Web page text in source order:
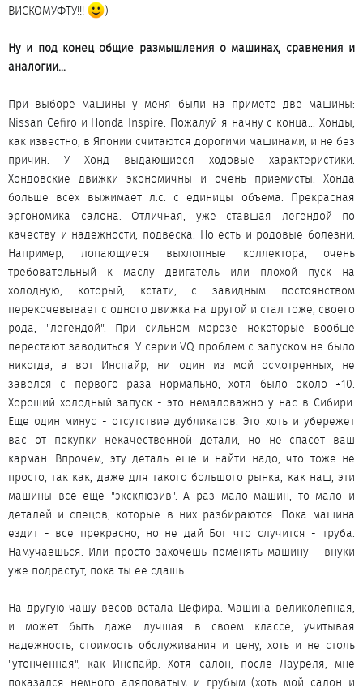
ВИСКОМУФТУ!!! )
Ну и под конец общие размышления о машинах, сравнения и
аналогии...
При выборе машины у меня были на примете две машины:
Nissan Cefiro и Honda Inspire. Пожалуй я начну с конца... Хонды,
как известно, в Японии считаются дорогими машинами, и не без
причин. У Хонд выдающиеся ходовые характеристики.
Хондовские движки экономичны и очень приемисты. Хонда
больше всех выжимает л.с. с единицы объема. Прекрасная
эргономика салона. Отличная, уже ставшая легендой по
качеству и надежности, подвеска. Но есть и родовые болезни.
Например, лопающиеся выхлопные коллектора, очень
требовательный к маслу двигатель или плохой пуск на
холодную, который, кстати, с завидным постоянством
перекочевывает с одного движка на другой и стал тоже, своего
рода, "легендой". При сильном морозе некоторые вообще
перестают заводиться. У серии VQ проблем с запуском не было
никогда, а вот Инспайр, ни один из мой осмотренных, не
завелся с первого раза нормально, хотя было около +10.
Хороший холодный запуск - это немаловажно у нас в Сибири.
Еще один минус - отсутствие дубликатов. Это хоть и убережет
вас от покупки некачественной детали, но не спасет ваш
карман. Впрочем, эту деталь еще и найти надо, что тоже не
просто, так как, даже для такого большого рынка, как наш, эти
машины все еще "эксклюзив". А раз мало машин, то мало и
деталей и спецов, которые в них разбираются. Пока машина
ездит - все прекрасно, но не дай Бог что случится - труба.
Намучаешься. Или просто захочешь поменять машину - внуки
уже подрастут, пока ты ее сдашь.
На другую чашу весов встала Цефира. Машина великолепная,
и может быть даже лучшая в своем классе, учитывая
надежность, стоимость обслуживания и цену, хоть и не столь
"утонченная", как Инспайр. Хотя салон, после Лауреля, мне
показался немного аляповатым и грубым (хоть мой салон и